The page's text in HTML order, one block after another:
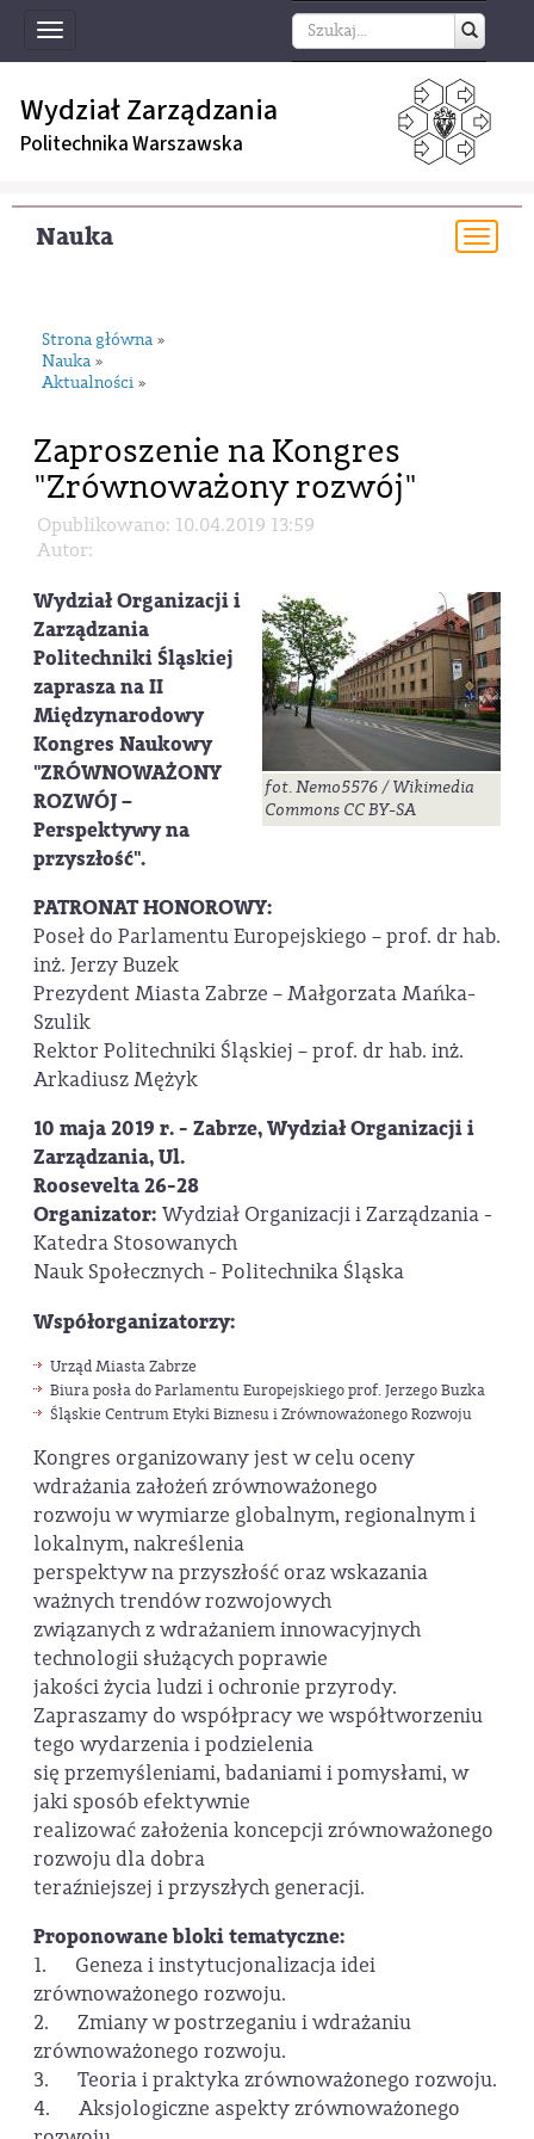
Toggle
navigation
Wydział Zarządzania
Politechnika Warszawska
Nauka
Strona główna »
Nauka »
Aktualności »
Zaproszenie na Kongres
"Zrównoważony rozwój"
Opublikowano: 10.04.2019 13:59
Autor:
fot. Nemo5576 / Wikimedia
Commons CC BY-SA
Wydział Organizacji i
Zarządzania
Politechniki Śląskiej
zaprasza na II
Międzynarodowy
Kongres Naukowy
"ZRÓWNOWAŻONY
ROZWÓJ –
Perspektywy na
przyszłość".
PATRONAT HONOROWY:
Poseł do Parlamentu Europejskiego – prof. dr hab.
inż. Jerzy Buzek
Prezydent Miasta Zabrze – Małgorzata Mańka-
Szulik
Rektor Politechniki Śląskiej – prof. dr hab. inż.
Arkadiusz Mężyk
10 maja 2019 r. - Zabrze, Wydział Organizacji i
Zarządzania, Ul.
Roosevelta 26-28
Organizator: Wydział Organizacji i Zarządzania -
Katedra Stosowanych
Nauk Społecznych - Politechnika Śląska
Współorganizatorzy:
Urząd Miasta Zabrze
Biura posła do Parlamentu Europejskiego prof. Jerzego Buzka
Śląskie Centrum Etyki Biznesu i Zrównoważonego Rozwoju
Kongres organizowany jest w celu oceny
wdrażania założeń zrównoważonego
rozwoju w wymiarze globalnym, regionalnym i
lokalnym, nakreślenia
perspektyw na przyszłość oraz wskazania
ważnych trendów rozwojowych
związanych z wdrażaniem innowacyjnych
technologii służących poprawie
jakości życia ludzi i ochronie przyrody.
Zapraszamy do współpracy we współtworzeniu
tego wydarzenia i podzielenia
się przemyśleniami, badaniami i pomysłami, w
jaki sposób efektywnie
realizować założenia koncepcji zrównoważonego
rozwoju dla dobra
teraźniejszej i przyszłych generacji.
Proponowane bloki tematyczne:
1. Geneza i instytucjonalizacja idei
zrównoważonego rozwoju.
2. Zmiany w postrzeganiu i wdrażaniu
zrównoważonego rozwoju.
3. Teoria i praktyka zrównoważonego rozwoju.
4. Aksjologiczne aspekty zrównoważonego